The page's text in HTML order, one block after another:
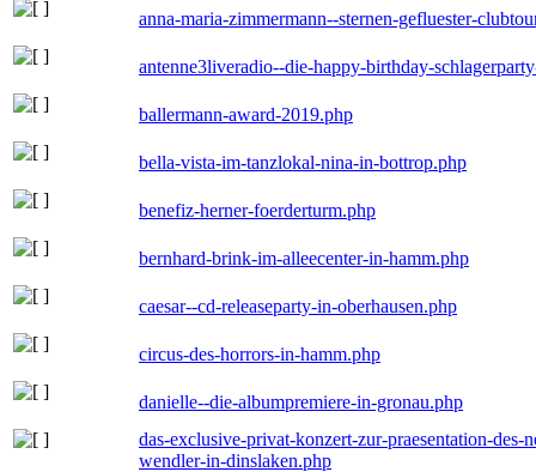
anna-maria-zimmermann--sternen-gefluester-
antenne3liveradio--die-happy-birthday-
ballermann-award-2019.php
bella-vista-im-tanzlokal-nina-in-bottrop.php
benefiz-herner-foerderturm.php
bernhard-brink-im-alleecenter-in-hamm.php
caesar--cd-releaseparty-in-oberhausen.php
circus-des-horrors-in-hamm.php
danielle--die-albumpremiere-in-gronau.php
das-exclusive-privat-konzert-zur-praesentation-
wendler-in-dinslaken.php